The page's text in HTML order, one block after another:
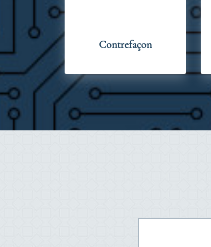
Contrefaçon